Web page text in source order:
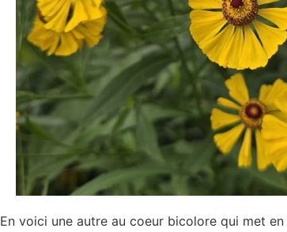
En voici une autre au coeur bicolore qui met en